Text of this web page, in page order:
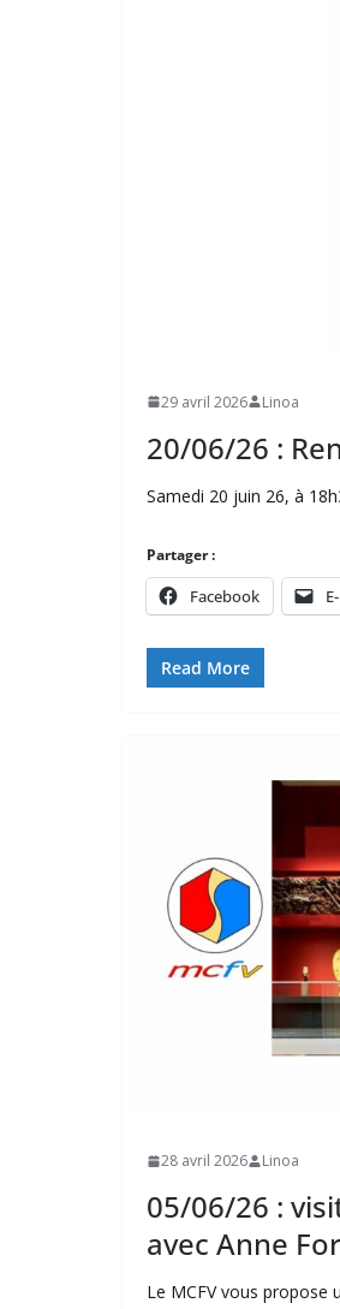
29 avril 2026 Linoa
20/06/26 :
Samedi 20 juin 26, à
Partager :
Facebook
Read More
28 avril 2026 Linoa
05/06/26 :
avec Anne
Le MCFV vous propose